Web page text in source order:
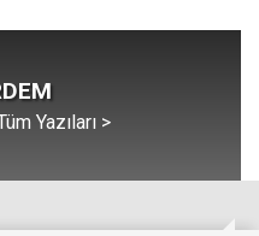
Yazıları >